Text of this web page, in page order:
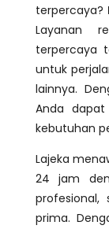
terpercaya?
Layanan
terpercaya
untuk
lainnya.
Anda
kebutuhan
Lajeka
24 jam
profesional,
prima.